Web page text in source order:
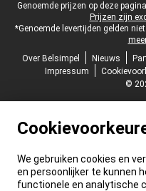
Juridische voettekst
Genoemde prijzen op deze
Prijzen zijn
*Genoemde levertijden gelden
Over Belsimpel
Nieuws
Impressum
©
We gebruiken cookies en
en persoonlijker te kunnen
functionele en analytische